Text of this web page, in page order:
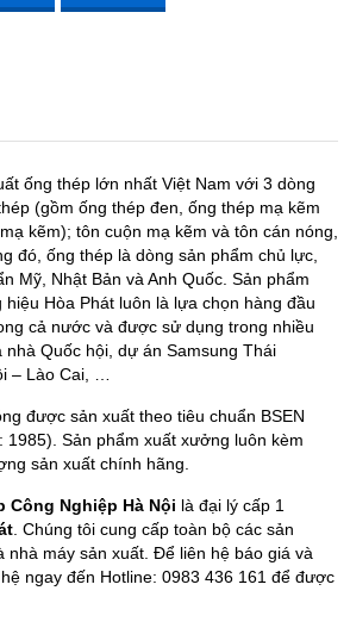
ống thép lớn nhất Việt Nam với 3 dòng
(gồm ống thép đen, ống thép mạ kẽm
kẽm); tôn cuộn mạ kẽm và tôn cán nóng,
đó, ống thép là dòng sản phẩm chủ lực,
Mỹ, Nhật Bản và Anh Quốc. Sản phẩm
Hòa Phát luôn là lựa chọn hàng đầu
cả nước và được sử dụng trong nhiều
Quốc hội, dự án Samsung Thái
– Lào Cai, …
được sản xuất theo tiêu chuẩn BSEN
1985). Sản phẩm xuất xưởng luôn kèm
sản xuất chính hãng.
Công Nghiệp Hà Nội là đại lý cấp 1
. Chúng tôi cung cấp toàn bộ các sản
nhà máy sản xuất. Để liên hệ báo giá và
ngay đến Hotline: 0983 436 161 để được